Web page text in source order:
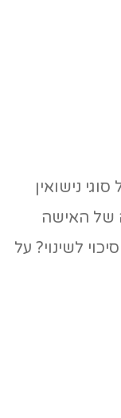
נישואין
של האישה
לשינוי? על